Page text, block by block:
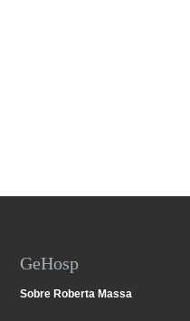
GeHosp
Sobre Roberta Massa